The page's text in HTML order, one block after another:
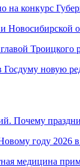
на конкурс
Новосибирской
Троицкого
Госдуму новую
Почему
году 2026
медицина